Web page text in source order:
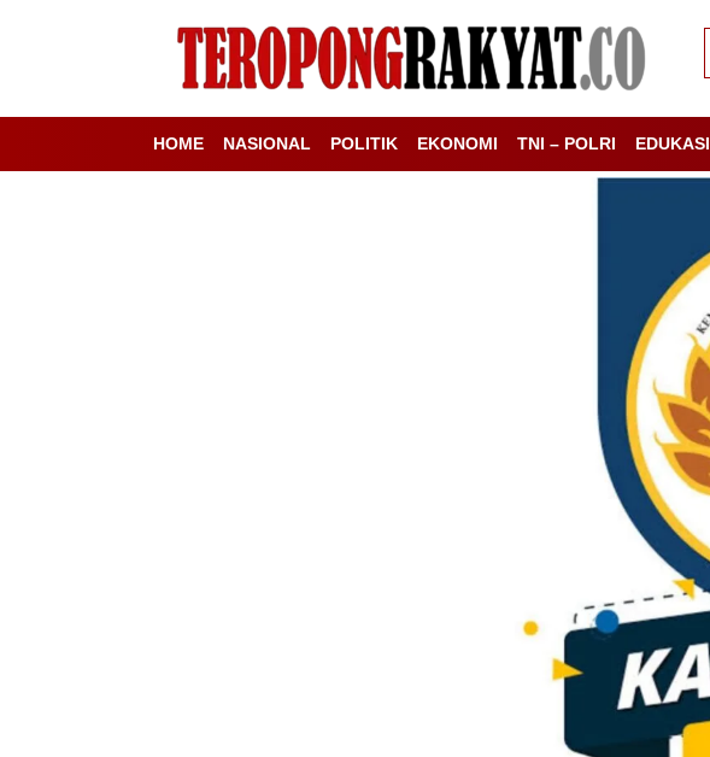
HOME NASIONAL POLITIK EKONOMI TNI – POLRI EDUKASI